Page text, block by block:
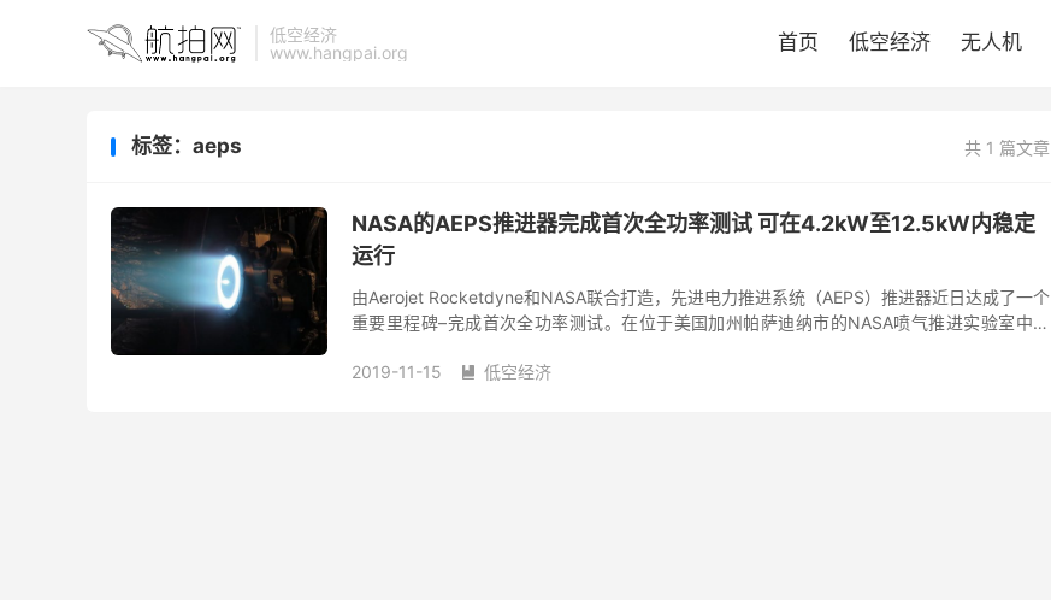
低空经济
www.hangpai.org
首页 低空经济 无人机
共 1 篇文章
标签：aeps
NASA的AEPS推进器完成首次全功率测试 可在4.2kW至12.5kW内稳定
运行
由Aerojet Rocketdyne和NASA联合打造，先进电力推进系统（AEPS）推进器近日达成了一个
重要里程碑–完成首次全功率测试。在位于美国加州帕萨迪纳市的NASA喷气推进实验室中，
2019-11-15
 低空经济